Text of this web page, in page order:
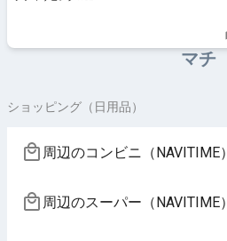
マチ
ショッピング（日用品）
周辺のコンビニ（NAVITIME）
周辺のスーパー（NAVITIME）